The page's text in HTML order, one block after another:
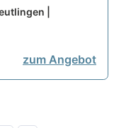
den
|
zum Angebot